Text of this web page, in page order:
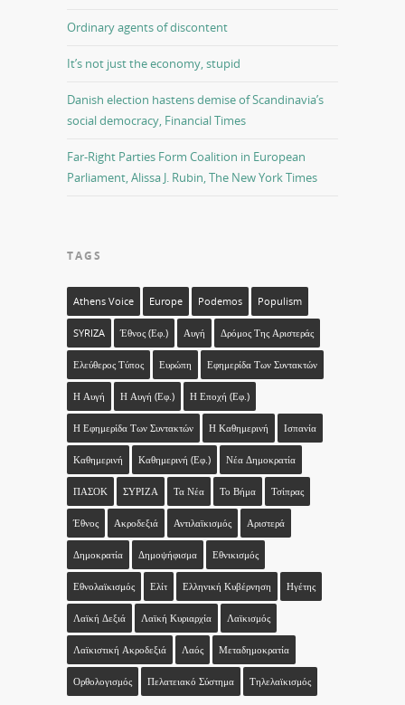
Ordinary agents of discontent
It’s not just the economy, stupid
Danish election hastens demise of Scandinavia’s
social democracy, Financial Times
Far-Right Parties Form Coalition in European
Parliament, Alissa J. Rubin, The New York Times
TAGS
Athens Voice Europe Podemos Populism
SYRIZA Έθνος (εφ.) Αυγή Δρόμος Της Αριστεράς
Ελεύθερος Τύπος Ευρώπη Εφημερίδα Των Συντακτών
Η Αυγή Η Αυγή (εφ.) Η Εποχή (εφ.)
Η Εφημερίδα Των Συντακτών Η Καθημερινή Ισπανία
Καθημερινή Καθημερινή (εφ.) Νέα Δημοκρατία
ΠΑΣΟΚ ΣΥΡΙΖΑ Τα Νέα Το Βήμα Τσίπρας
Έθνος Ακροδεξιά Αντιλαϊκισμός Αριστερά
Δημοκρατία Δημοψήφισμα Εθνικισμός
Εθνολαϊκισμός Ελίτ Ελληνική Κυβέρνηση Ηγέτης
Λαϊκή Δεξιά Λαϊκή Κυριαρχία Λαϊκισμός
Λαϊκιστική Ακροδεξιά Λαός Μεταδημοκρατία
Ορθολογισμός Πελατειακό Σύστημα Τηλελαϊκισμός